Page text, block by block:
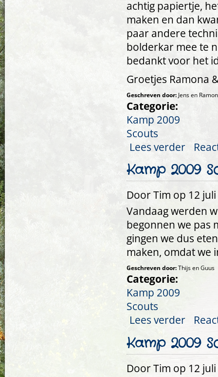
achtig papiertje,
maken en dan
paar andere
bolderkar mee te
bedankt voor het
Groetjes Ramona
Geschreven door: Jens en
Categorie:
Kamp 2009
Scouts
Lees verder over
Kamp 2009
DoorTim op 12
Vandaag werden
begonnen we pas
gingen we dus
maken, omdat we
Geschreven door:Thijs en Guus
Categorie:
Kamp 2009
Scouts
Lees verder over
Kamp 2009
DoorTim op 12